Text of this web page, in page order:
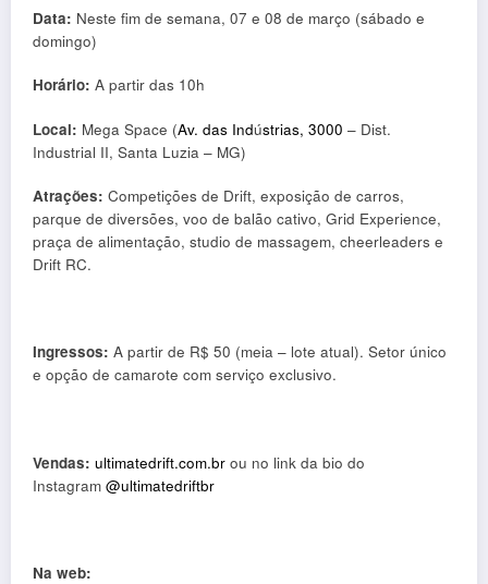
Data: Neste fim de semana, 07 e 08 de março (sábado e
domingo)
Horário: A partir das 10h
Local: Mega Space (Av. das Indústrias, 3000 – Dist.
Industrial II, Santa Luzia – MG)
Atrações: Competições de Drift, exposição de carros,
parque de diversões, voo de balão cativo, Grid Experience,
praça de alimentação, studio de massagem, cheerleaders e
Drift RC.
Ingressos: A partir de R$ 50 (meia – lote atual). Setor único
e opção de camarote com serviço exclusivo.
Vendas: ultimatedrift.com.br ou no link da bio do
Instagram @ultimatedriftbr
Na web: